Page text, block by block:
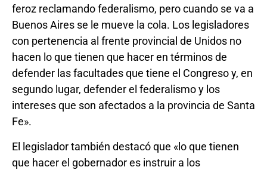
feroz reclamando federalismo, pero cuando se va a
Buenos Aires se le mueve la cola. Los legisladores
con pertenencia al frente provincial de Unidos no
hacen lo que tienen que hacer en términos de
defender las facultades que tiene el Congreso y, en
segundo lugar, defender el federalismo y los
intereses que son afectados a la provincia de Santa
Fe».
El legislador también destacó que «lo que tienen
que hacer el gobernador es instruir a los